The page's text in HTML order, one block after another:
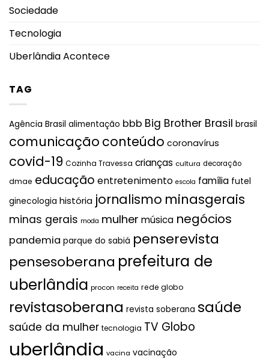
Sociedade
Tecnologia
Uberlândia Acontece
TAG
Agência Brasil alimentação bbb Big Brother Brasil brasil
comunicação conteúdo coronavírus
covid-19 Cozinha Travessa crianças cultura decoração
dmae educação entretenimento escola família futel
ginecologia história jornalismo minasgerais
minas gerais moda mulher música negócios
pandemia parque do sabiá penserevista
pensesoberana prefeitura de
uberlândia procon receita rede globo
revistasoberana revista soberana saúde
saúde da mulher tecnologia TV Globo
uberlândia vacina vacinação